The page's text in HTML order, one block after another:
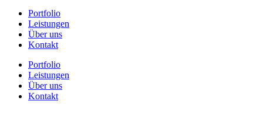
Portfolio
Leistungen
Über uns
Kontakt
Portfolio
Leistungen
Über uns
Kontakt